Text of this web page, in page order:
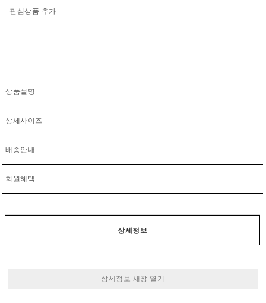
관심상품 추가
상품설명
상세사이즈
배송안내
회원혜택
상세정보
상세정보 새창 열기